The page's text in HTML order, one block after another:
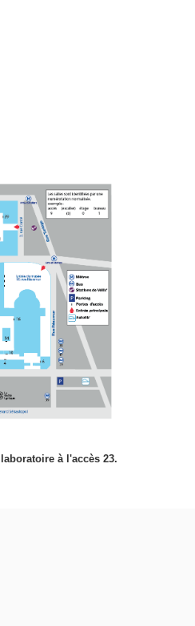
à l'accès 23.